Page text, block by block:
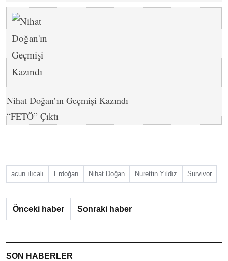
Nihat Doğan’ın Geçmişi Kazındı
“FETÖ” Çıktı
acun ılıcalı Erdoğan Nihat Doğan Nurettin Yıldız Survivor
Önceki haber Sonraki haber
SON HABERLER